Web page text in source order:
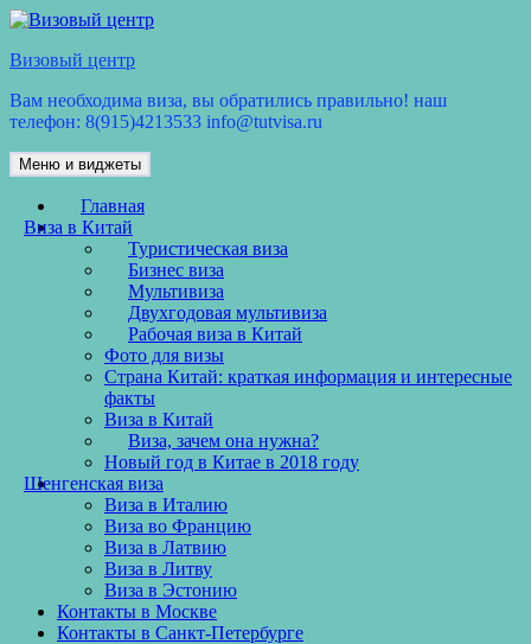
Перейти
содержимому
Визовый центр
Вам необходима виза, вы обратились правильно! наш
телефон: 8(915)4213533 info@tutvisa.ru
Меню и виджеты
Главная
Виза в Китай
Туристическая виза
Бизнес виза
Мультивиза
Двухгодовая мультивиза
Рабочая виза в Китай
Фото для визы
Страна Китай: краткая информация и интересные
факты
Виза в Китай
Виза, зачем она нужна?
Новый год в Китае в 2018 году
Шенгенская виза
Виза в Италию
Виза во Францию
Виза в Латвию
Виза в Литву
Виза в Эстонию
Контакты в Москве
Контакты в Санкт-Петербурге